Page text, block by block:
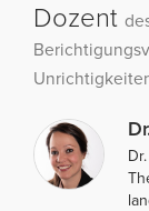
Dozent